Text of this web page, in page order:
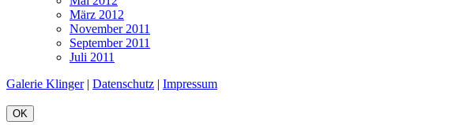
März 2012
November 2011
September 2011
Juli 2011
Galerie Klinger| Datenschutz | Impressum
OK